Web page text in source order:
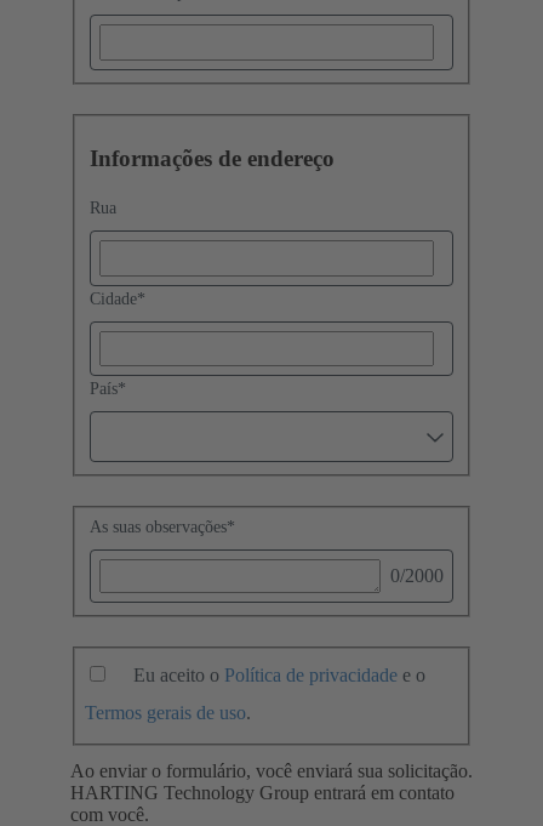
Informações de endereço
Rua
Cidade*
País*
As suas observações*
0/2000
Eu aceito o Política de privacidade e o
Termos gerais de uso.
Ao enviar o formulário, você enviará sua solicitação.
HARTING Technology Group entrará em contato
com você.